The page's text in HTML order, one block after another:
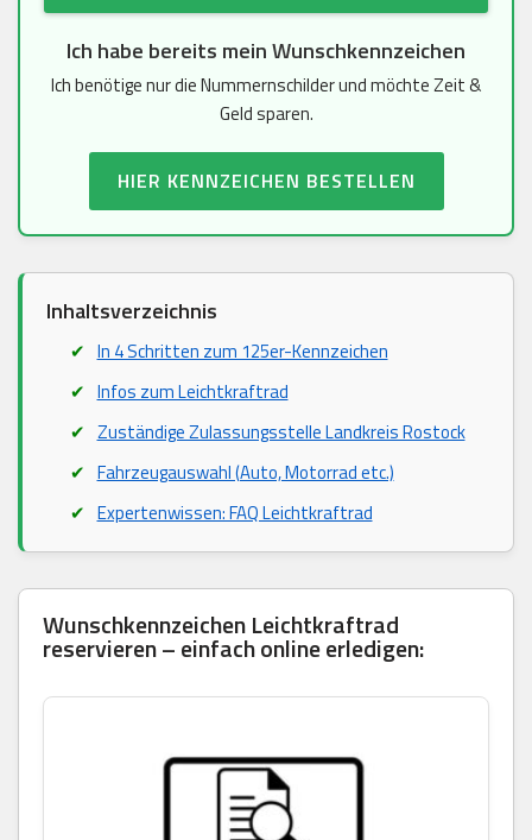
Ich habe bereits mein Wunschkennzeichen
Ich benötige nur die Nummernschilder und möchte Zeit &
Geld sparen.
HIER KENNZEICHEN BESTELLEN
Inhaltsverzeichnis
In 4 Schritten zum 125er-Kennzeichen
Infos zum Leichtkraftrad
Zuständige Zulassungsstelle Landkreis Rostock
Fahrzeugauswahl (Auto, Motorrad etc.)
Expertenwissen: FAQ Leichtkraftrad
Wunschkennzeichen Leichtkraftrad
reservieren – einfach online erledigen: